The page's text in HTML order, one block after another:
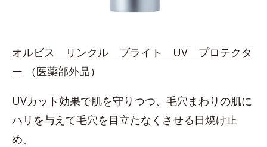
オルビス リンクル ブライト UV プロテクタ
ー （医薬部外品）
UVカット効果で肌を守りつつ、毛穴まわりの肌に
ハリを与えて毛穴を目立たなくさせる日焼け止
め。